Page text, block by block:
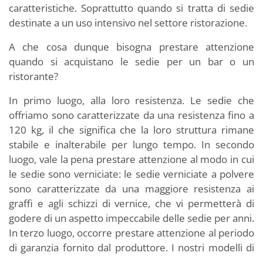
caratteristiche. Soprattutto quando si tratta di sedie
destinate a un uso intensivo nel settore ristorazione.
A che cosa dunque bisogna prestare attenzione
quando si acquistano le sedie per un bar o un
ristorante?
In primo luogo, alla loro resistenza. Le sedie che
offriamo sono caratterizzate da una resistenza fino a
120 kg, il che significa che la loro struttura rimane
stabile e inalterabile per lungo tempo. In secondo
luogo, vale la pena prestare attenzione al modo in cui
le sedie sono verniciate: le sedie verniciate a polvere
sono caratterizzate da una maggiore resistenza ai
graffi e agli schizzi di vernice, che vi permetterà di
godere di un aspetto impeccabile delle sedie per anni.
In terzo luogo, occorre prestare attenzione al periodo
di garanzia fornito dal produttore. I nostri modelli di